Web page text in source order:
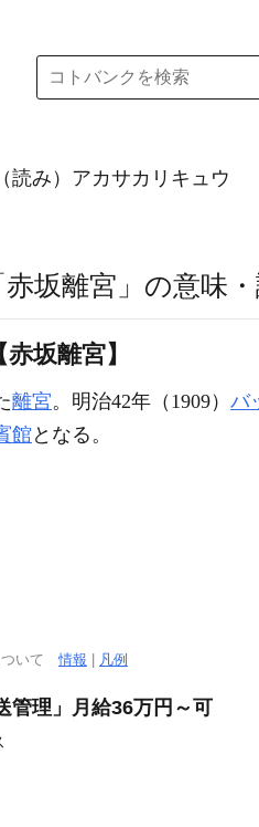
（読み）アカサカリキュウ
赤坂離宮」の意味
坂離宮】
離宮。明治42年（1909） バ
館となる。
ついて情報 凡例
管理」月給36万円～可